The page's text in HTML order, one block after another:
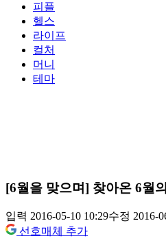
피플
헬스
라이프
컬처
머니
테마
[6월을 맞으며] 찾아온 6월
입력 2016-05-10 10:29수정 2016-
선호매체 추가